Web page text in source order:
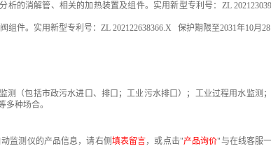
析的消解管、相关的加热装置及组件。实用新型专利号：ZL
件。实用新型专利号：ZL 202122638366.X 保护期限至2031年10月28
测（包括市政污水进口、排口；工业污水排口）；工业过程用水监测
多种场合。
动监测仪的产品信息，请右侧填表留言，或点击"产品询价"与在线客服